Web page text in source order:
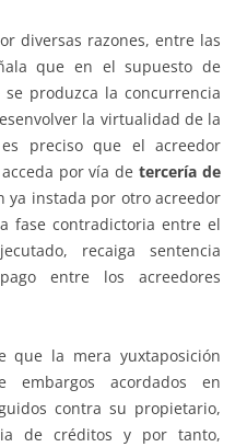
diversas razones, entre las
que en el supuesto de
produzca la concurrencia
la virtualidad de la
preciso que el acreedor
por vía detercería de
ya instada por otro acreedor
fase contradictoria entre el
recaiga sentencia
entre los acreedores
que la mera yuxtaposición
acordados en
contra su propietario,
de créditos y por tanto,